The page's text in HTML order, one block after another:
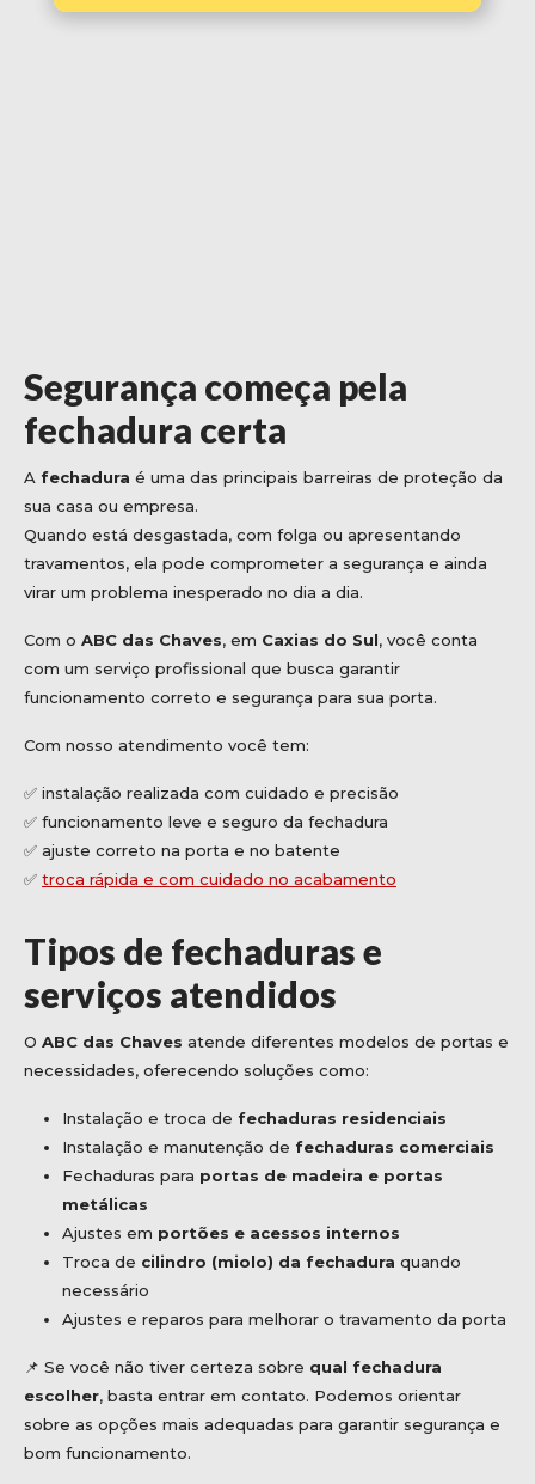
Segurança começa pela
fechadura certa
A fechadura é uma das principais barreiras de proteção da
sua casa ou empresa.
Quando está desgastada, com folga ou apresentando
travamentos, ela pode comprometer a segurança e ainda
virar um problema inesperado no dia a dia.
Com o ABC das Chaves, em Caxias do Sul, você conta
com um serviço profissional que busca garantir
funcionamento correto e segurança para sua porta.
Com nosso atendimento você tem:
✅ instalação realizada com cuidado e precisão
✅ funcionamento leve e seguro da fechadura
✅ ajuste correto na porta e no batente
✅ troca rápida e com cuidado no acabamento
Tipos de fechaduras e
serviços atendidos
O ABC das Chaves atende diferentes modelos de portas e
necessidades, oferecendo soluções como:
Instalação e troca de fechaduras residenciais
Instalação e manutenção de fechaduras comerciais
Fechaduras para portas de madeira e portas
metálicas
Ajustes em portões e acessos internos
Troca de cilindro (miolo) da fechadura quando
necessário
Ajustes e reparos para melhorar o travamento da porta
📌 Se você não tiver certeza sobre qual fechadura
escolher, basta entrar em contato. Podemos orientar
sobre as opções mais adequadas para garantir segurança e
bom funcionamento.